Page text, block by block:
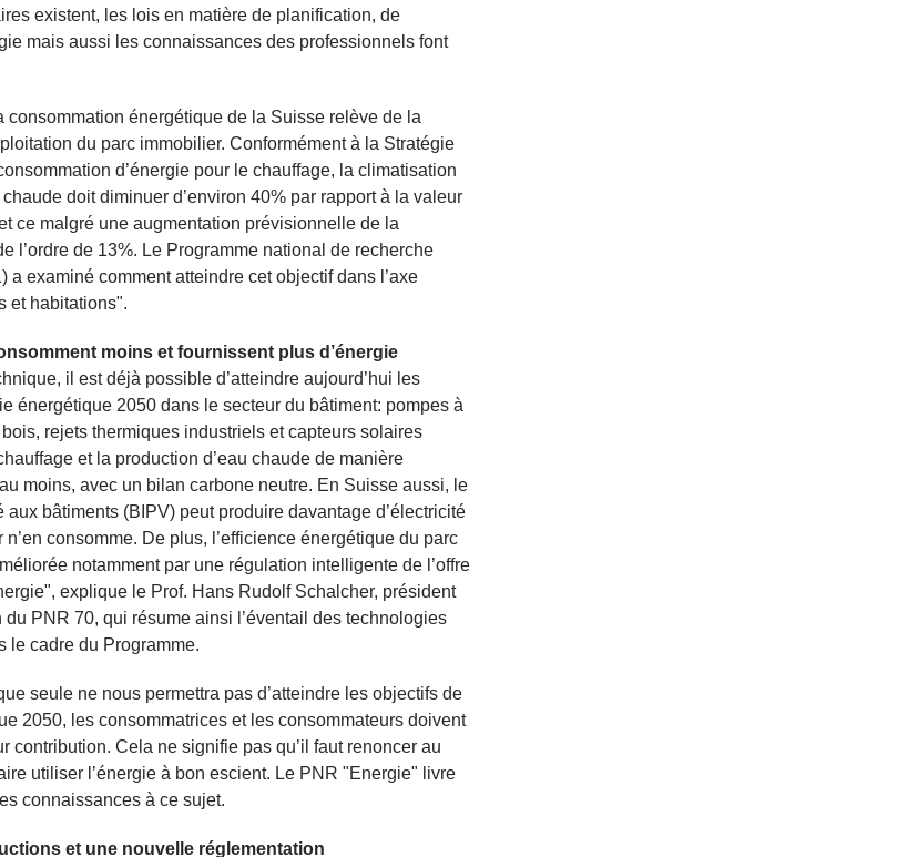
existent, les lois en matière de planification, de
mais aussi les connaissances des professionnels font
consommation énergétique de la Suisse relève de la
du parc immobilier. Conformément à la Stratégie
d’énergie pour le chauffage, la climatisation
doit diminuer d’environ 40% par rapport à la valeur
ce malgré une augmentation prévisionnelle de la
l’ordre de 13%. Le Programme national de recherche
a examiné comment atteindre cet objectif dans l’axe
et habitations".
moins et fournissent plus d’énergie
il est déjà possible d’atteindre aujourd’hui les
énergétique 2050 dans le secteur du bâtiment: pompes à
rejets thermiques industriels et capteurs solaires
et la production d’eau chaude de manière
moins, avec un bilan carbone neutre. En Suisse aussi, le
aux bâtiments (BIPV) peut produire davantage d’électricité
consomme. De plus, l’efficience énergétique du parc
notamment par une régulation intelligente de l’offre
explique le Prof. Hans Rudolf Schalcher, président
PNR 70, qui résume ainsi l’éventail des technologies
le cadre du Programme.
seule ne nous permettra pas d’atteindre les objectifs de
2050, les consommatrices et les consommateurs doivent
contribution. Cela ne signifie pas qu’il faut renoncer au
utiliser l’énergie à bon escient. Le PNR "Energie" livre
connaissances à ce sujet.
et une nouvelle réglementation